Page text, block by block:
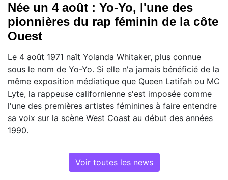
Née un 4 août : Yo-Yo, l'une des
pionnières du rap féminin de la côte
Ouest
Le 4 août 1971 naît Yolanda Whitaker, plus connue
sous le nom de Yo-Yo. Si elle n'a jamais bénéficié de la
même exposition médiatique que Queen Latifah ou MC
Lyte, la rappeuse californienne s'est imposée comme
l'une des premières artistes féminines à faire entendre
sa voix sur la scène West Coast au début des années
1990.
Voir toutes les news